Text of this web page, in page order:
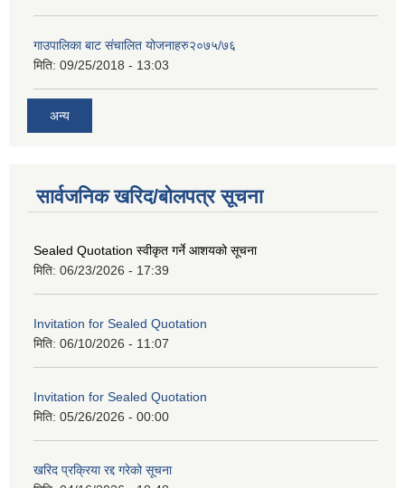
गाउपालिका बाट संचालित योजनाहरु२०७५/७६
मिति: 09/25/2018 - 13:03
अन्य
सार्वजनिक खरिद/बोलपत्र सूचना
Sealed Quotation स्वीकृत गर्ने आशयको सूचना
मिति: 06/23/2026 - 17:39
Invitation for Sealed Quotation
मिति: 06/10/2026 - 11:07
Invitation for Sealed Quotation
मिति: 05/26/2026 - 00:00
खरिद प्रक्रिया रद्द गरेको सूचना